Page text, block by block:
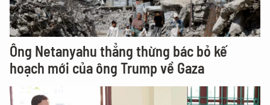
Ông Netanyahu thẳng thừng bác bỏ kế
hoạch mới của ông Trump về Gaza